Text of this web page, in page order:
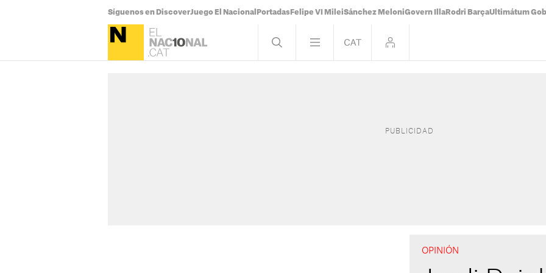
Síguenos en DiscoverJuego El Nacional Portadas Felipe VI MileiSánchez MeloniGovern Illa Rodri BarçaUltimátum
OPINIÓN